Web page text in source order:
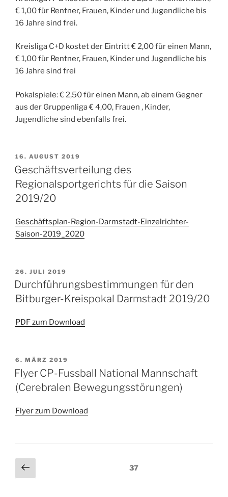
€ 1,00 für Rentner, Frauen, Kinder und Jugendliche bis
16 Jahre sind frei.
Kreisliga C+D kostet der Eintritt € 2,00 für einen Mann,
€ 1,00 für Rentner, Frauen, Kinder und Jugendliche bis
16 Jahre sind frei
Pokalspiele: € 2,50 für einen Mann, ab einem Gegner
aus der Gruppenliga € 4,00, Frauen , Kinder,
Jugendliche sind ebenfalls frei.
VERÖFFENTLICHT
AM
16. AUGUST 2019
Geschäftsverteilung des
Regionalsportgerichts für die Saison
2019/20
Geschäftsplan-Region-Darmstadt-Einzelrichter-
Saison-2019_2020
VERÖFFENTLICHT
AM
26. JULI 2019
Durchführungsbestimmungen für den
Bitburger-Kreispokal Darmstadt 2019/20
PDF zum Download
VERÖFFENTLICHT
AM
6. MÄRZ 2019
Flyer CP-Fussball National Mannschaft
(Cerebralen Bewegungsstörungen)
Flyer zum Download
Seitennummerierung
der
Vorherige
Seite
Seite37